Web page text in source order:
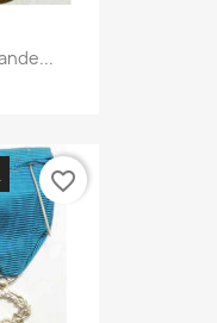
favorite_border